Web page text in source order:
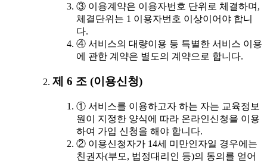
③ 이용계약은 이용자번호 단위로 체결하며,
체결단위는 1 이용자번호 이상이어야 합니
다.
④ 서비스의 대량이용 등 특별한 서비스 이용
에 관한 계약은 별도의 계약으로 합니다.
제 6 조 (이용신청)
① 서비스를 이용하고자 하는 자는 교육정보
원이 지정한 양식에 따라 온라인신청을 이용
하여 가입 신청을 해야 합니다.
② 이용신청자가 14세 미만인자일 경우에는
친권자(부모, 법정대리인 등)의 동의를 얻어